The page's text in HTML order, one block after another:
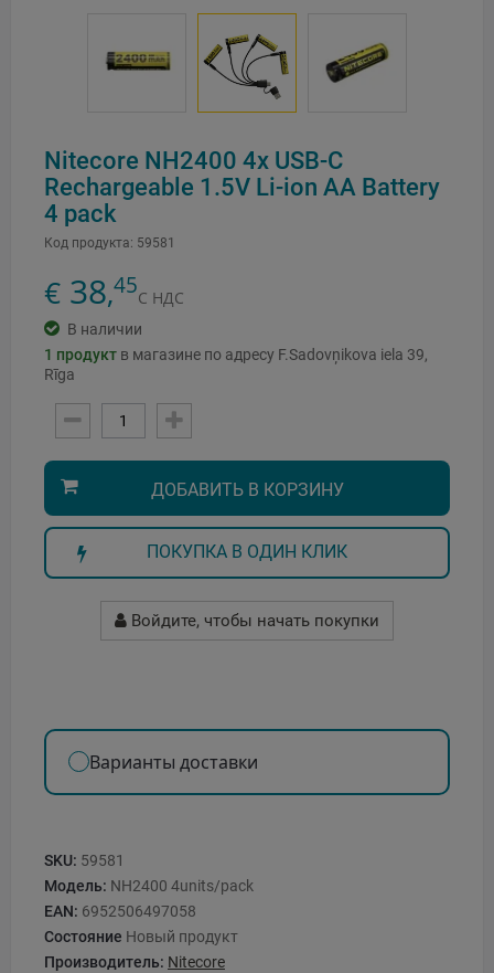
Nitecore NH2400 4x USB-C
Rechargeable 1.5V Li-ion AA Battery
4 pack
Код продукта: 59581
€ 38,45С НДС
В наличии
1 продукт в магазине по адресу F.Sadovņikova iela 39,
Rīga
ДОБАВИТЬ В КОРЗИНУ
ПОКУПКА В ОДИН КЛИК
Войдите, чтобы начать покупки
Варианты доставки
SKU: 59581
Модель: NH2400 4units/pack
EAN: 6952506497058
Состояние Новый продукт
Производитель: Nitecore